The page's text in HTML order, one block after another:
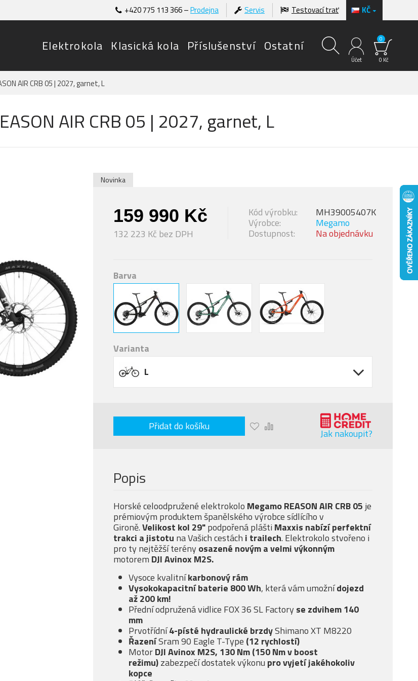
KČ
+420 775 113 366 –Prodejna Servis Testovací trať
Elektrokola Klasická kola Příslušenství Ostatní
Účet 0 Kč
0
AIR CRB 05 | 2027, garnet, L
AIR CRB 05 | 2027, garnet, L
Novinka
159 990 Kč
132 223 Kč bez DPH Dostupnost: Na objednávku
Výrobce: Megamo
Kód výrobku: MH39005407K
Barva
Varianta
L
Přidat do košíku
Jak nakoupit?
Popis
Horské celoodpružené elektrokolo Megamo REASON AIR CRB 05 je
prémiovým produktem španělského výrobce sídlícího v
Gironě.Velikost kol 29"podpořená plášti Maxxis nabízíperfektní
trakci a jistotu na Vašich cestách i trailech. Elektrokolo stvořeno i
pro ty nejtěžší terény osazené novým a velmivýkonným
motorem DJI Avinox M2S.
Vysoce kvalitníkarbonový rám
Vysokokapacitní baterie 800 Wh, která vám umožnídojezd
až 200 km!
Přední odpružená vidlice FOX 36 SL Factory se zdvihem 140
mm
Prvotřídní4-písté hydraulické brzdyShimano XT M8220
ŘazeníSram 90 Eagle T-Type (12 rychlostí)
MotorDJI Avinox M2S, 130 Nm (150 Nm v boost
režimu)zabezpečí dostatek výkonu pro vyjetí jakéhokoliv
kopce